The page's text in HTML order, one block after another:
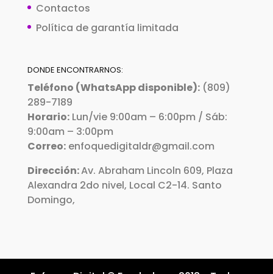
Contactos
Política de garantía limitada
DONDE ENCONTRARNOS:
Teléfono (WhatsApp disponible):(809)
289-7189
Horario:Lun/vie 9:00am – 6:00pm / Sáb:
9:00am – 3:00pm
Correo:enfoquedigitaldr@gmail.com
Dirección:Av. Abraham Lincoln 609, Plaza
Alexandra 2do nivel, Local C2-14. Santo
Domingo,